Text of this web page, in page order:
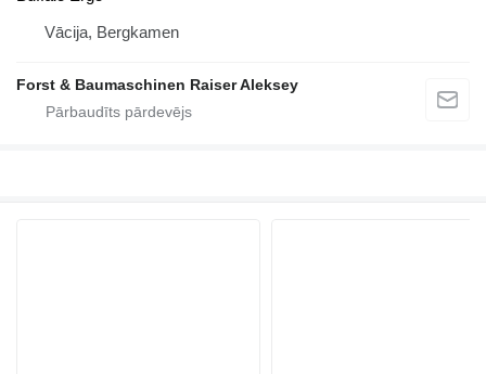
Vācija, Bergkamen
Forst & Baumaschinen Raiser Aleksey